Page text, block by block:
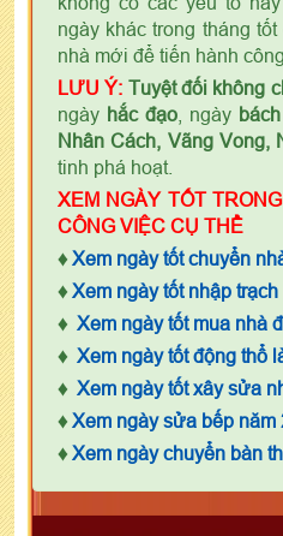
ngày khác trong tháng
nhà mới để tiến hành
LƯU Ý: Tuyệt đối không
ngày hắc đạo, ngày
Nhân Cách, Vãng Vong,
tinh phá hoạt.
XEM NGÀY TỐT
CÔNG VIỆC CỤ THỂ
♦ Xem ngày tốt chuyển
♦ Xem ngày tốt nhập
♦ Xem ngày tốt mua nhà
♦ Xem ngày tốt động thổ
♦ Xem ngày tốt xây sửa
♦ Xem ngày sửa bếp năm
♦ Xem ngày chuyển bàn